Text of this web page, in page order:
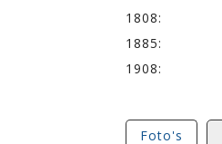
1808:
1885:
1908:
Foto's